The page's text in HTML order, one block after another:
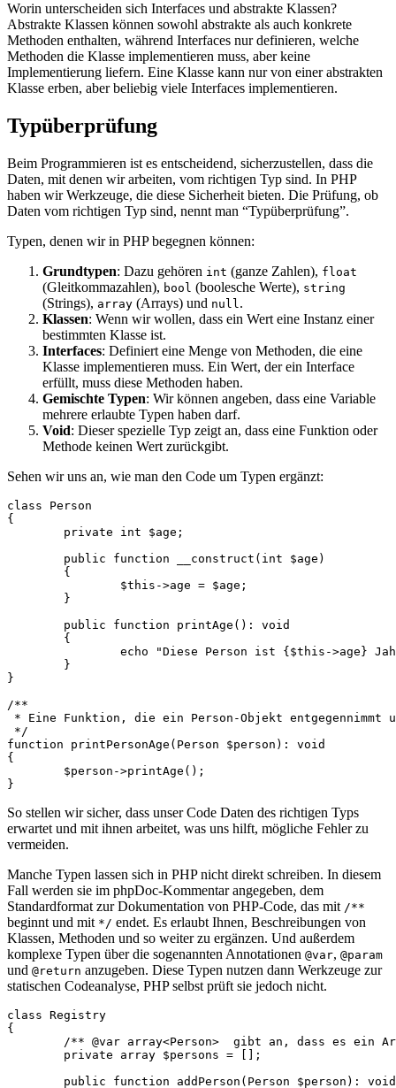
Worin unterscheiden sich Interfaces und abstrakte Klassen?
Abstrakte Klassen können sowohl abstrakte als auch konkrete
Methoden enthalten, während Interfaces nur definieren, welche
Methoden die Klasse implementieren muss, aber keine
Implementierung liefern. Eine Klasse kann nur von einer abstrakten
Klasse erben, aber beliebig viele Interfaces implementieren.
Typüberprüfung
Beim Programmieren ist es entscheidend, sicherzustellen, dass die
Daten, mit denen wir arbeiten, vom richtigen Typ sind. In PHP
haben wir Werkzeuge, die diese Sicherheit bieten. Die Prüfung, ob
Daten vom richtigen Typ sind, nennt man “Typüberprüfung”.
Typen, denen wir in PHP begegnen können:
Grundtypen: Dazu gehören int (ganze Zahlen), float
(Gleitkommazahlen), bool (boolesche Werte), string
(Strings), array (Arrays) und null .
Klassen: Wenn wir wollen, dass ein Wert eine Instanz einer
bestimmten Klasse ist.
Interfaces: Definiert eine Menge von Methoden, die eine
Klasse implementieren muss. Ein Wert, der ein Interface
erfüllt, muss diese Methoden haben.
Gemischte Typen: Wir können angeben, dass eine Variable
mehrere erlaubte Typen haben darf.
Void: Dieser spezielle Typ zeigt an, dass eine Funktion oder
Methode keinen Wert zurückgibt.
Sehen wir uns an, wie man den Code um Typen ergänzt:
class Person
{
}
/**
* Eine Funktion, die ein Person-Objekt entgegennimmt
*/
function printPersonAge(Person $person): void
{
So stellen wir sicher, dass unser Code Daten des richtigen Typs
erwartet und mit ihnen arbeitet, was uns hilft, mögliche Fehler zu
vermeiden.
Manche Typen lassen sich in PHP nicht direkt schreiben. In diesem
Fall werden sie im phpDoc-Kommentar angegeben, dem
Standardformat zur Dokumentation von PHP-Code, das mit /**
beginnt und mit */ endet. Es erlaubt Ihnen, Beschreibungen von
Klassen, Methoden und so weiter zu ergänzen. Und außerdem
komplexe Typen über die sogenannten Annotationen @var, @param
und @return anzugeben. Diese Typen nutzen dann Werkzeuge zur
statischen Codeanalyse, PHP selbst prüft sie jedoch nicht.
class Registry
{